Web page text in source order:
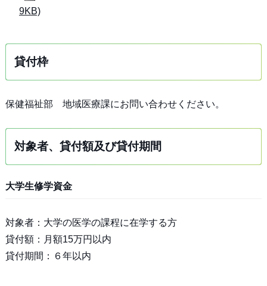
9KB)
貸付枠
保健福祉部 地域医療課にお問い合わせください。
対象者、貸付額及び貸付期間
大学生修学資金
対象者：大学の医学の課程に在学する方
貸付額：月額15万円以内
貸付期間：６年以内